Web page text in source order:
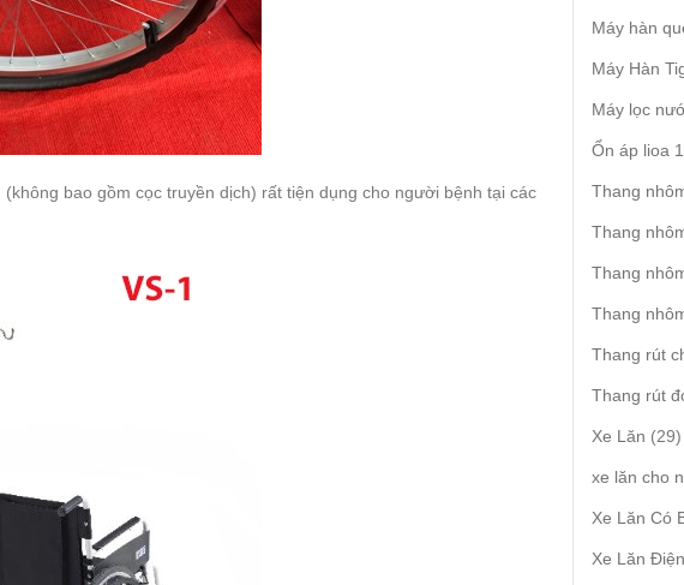
bao gồm cọc truyền dịch) rất tiện dụng cho người bệnh tại các
Máy hàn
Máy Hàn
Máy lọc
Ổn áp lioa
Thang
Thang
Thang
Thang
Thang rút
Thang rút
Xe Lăn 2929
xe lăn cho
Xe Lăn Có
Xe Lăn Điện